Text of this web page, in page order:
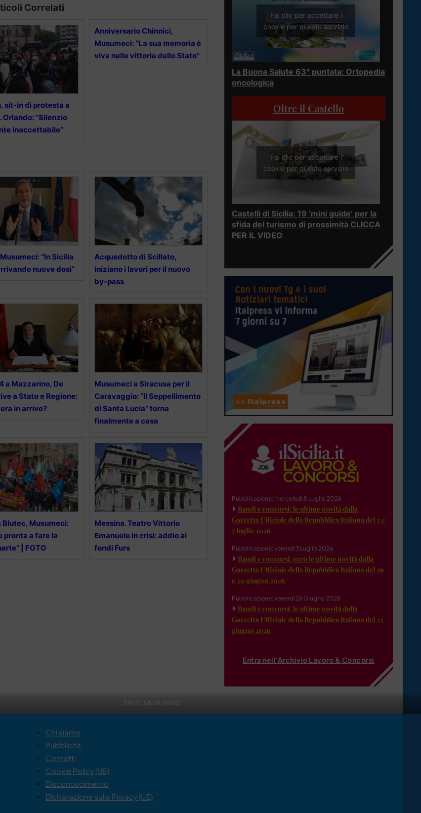
Nello Musumeci
Correlati
sit-in di protesta a
Orlando: “Silenzio
inaccettabile”
Anniversario Chinnici,
Musumeci: “La sua memoria è
viva nelle vittorie dello Stato”
“In Sicilia
nuove dosi”
Acquedotto di Scillato,
iniziano i lavori per il nuovo
by-pass
a Mazzarino, De
a Stato e Regione:
in arrivo?
Musumeci a Siracusa per il
Caravaggio: “Il Seppellimento
di Santa Lucia” torna
finalmente a casa
Blutec, Musumeci:
pronta a fare la
| FOTO
Messina. Teatro Vittorio
Emanuele in crisi: addio ai
fondi Furs
Fai clic per accettare i
cookie per questo servizio
La Buona Salute 63° puntata: Ortopedia
oncologica
Oltre il Castello
Fai clic per accettare i
cookie per questo servizio
Castelli di Sicilia: 19 ‘mini guide’ per la
sfida del turismo di prossimità CLICCA
PER IL VIDEO
Pubblicazione: mercoledì 8 Luglio 2026
Bandi e concorsi: le ultime novità dalla
Gazzetta Ufficiale della Repubblica Italiana del 3 e
7 luglio 2026
Pubblicazione: venerdì 3 Luglio 2026
Bandi e concorsi: ecco le ultime novità dalla
Gazzetta Ufficiale della Repubblica Italiana del 26
e 30 giugno 2026
Pubblicazione: venerdì 26 Giugno 2026
Bandi e concorsi: le ultime novità dalla
Gazzetta Ufficiale della Repubblica Italiana del 23
giugno 2026
Entra nell'Archivio Lavoro & Concorsi
Chi siamo
Pubblicità
Contatti
Cookie Policy (UE)
Disconoscimento
Dichiarazione sulla Privacy (UE)